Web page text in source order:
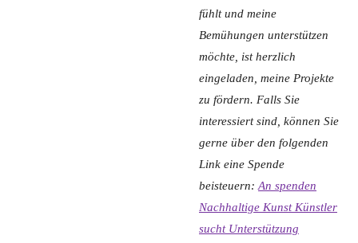
fühlt und meine
Bemühungen unterstützen
möchte, ist herzlich
eingeladen, meine Projekte
zu fördern. Falls Sie
interessiert sind, können Sie
gerne über den folgenden
Link eine Spende
beisteuern: An spenden
Nachhaltige Kunst Künstler
sucht Unterstützung